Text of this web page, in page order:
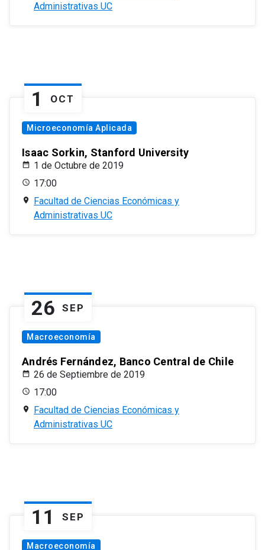
Administrativas UC
1 OCT
Microeconomía Aplicada
Isaac Sorkin, Stanford University
1 de Octubre de 2019
17:00
Facultad de Ciencias Económicas y
Administrativas UC
26 SEP
Macroeconomía
Andrés Fernández, Banco Central de Chile
26 de Septiembre de 2019
17:00
Facultad de Ciencias Económicas y
Administrativas UC
11 SEP
Macroeconomía